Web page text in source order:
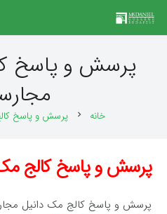
پرسش و پاسخ
خانه chevron_right پرسش و پاسخ
پرسش و پاسخ کالج
پرسش و پاسخ کالج مک دانیل